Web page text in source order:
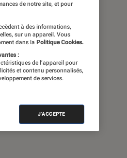
de notre site, et pour
à des informations,
sur un appareil. Vous
dans la Politique Cookies.
:
de l’appareil pour
et contenu personnalisés,
de services.
J'ACCEPTE